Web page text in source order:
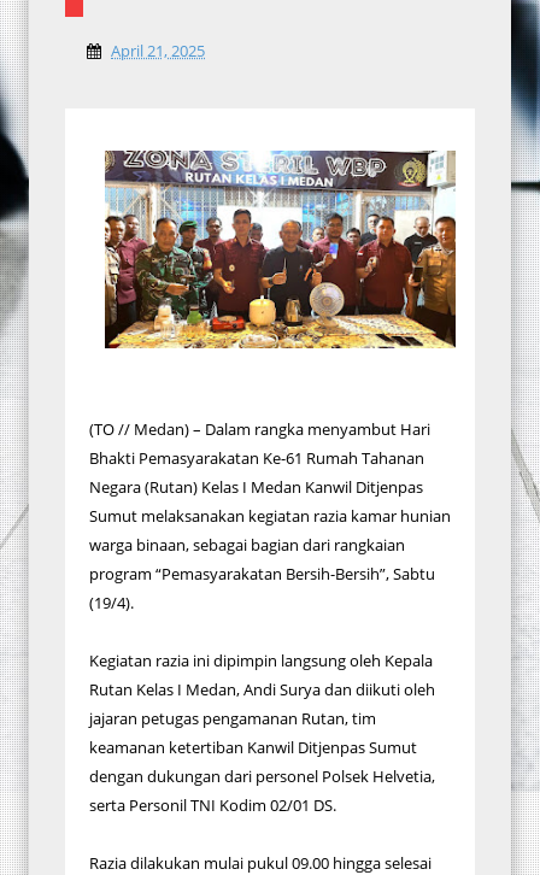
April 21, 2025
(TO // Medan) – Dalam rangka menyambut Hari
Bhakti Pemasyarakatan Ke-61 Rumah Tahanan
Negara (Rutan) Kelas I Medan Kanwil Ditjenpas
Sumut melaksanakan kegiatan razia kamar hunian
warga binaan, sebagai bagian dari rangkaian
program “Pemasyarakatan Bersih-Bersih”, Sabtu
(19/4).
Kegiatan razia ini dipimpin langsung oleh Kepala
Rutan Kelas I Medan, Andi Surya dan diikuti oleh
jajaran petugas pengamanan Rutan, tim
keamanan ketertiban Kanwil Ditjenpas Sumut
dengan dukungan dari personel Polsek Helvetia,
serta Personil TNI Kodim 02/01 DS.
Razia dilakukan mulai pukul 09.00 hingga selesai